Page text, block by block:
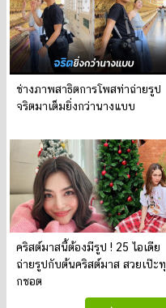
ช่างภาพสาธิตการโพสท่าถ่ายรูป
จริตมาเต็มยิ่งกว่านางแบบ
คริสต์มาสนี้ต้องมีรูป ! 25 ไอเดีย
ถ่ายรูปกับต้นคริสต์มาส สวยเป๊ะทุ
กชอต